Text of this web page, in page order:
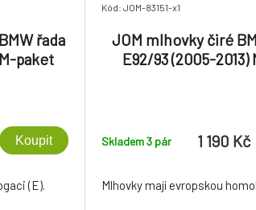
řada
paket
Koupit
(E).
Kód: JOM-83151-x1
JOM mlhovky čiré
E92/93 (2005-2013)
Skladem 3 pár 1 190 Kč
Mlhovky mají evropskou